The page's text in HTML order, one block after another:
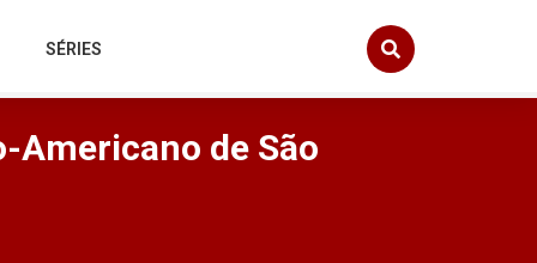
SÉRIES
Americano de São